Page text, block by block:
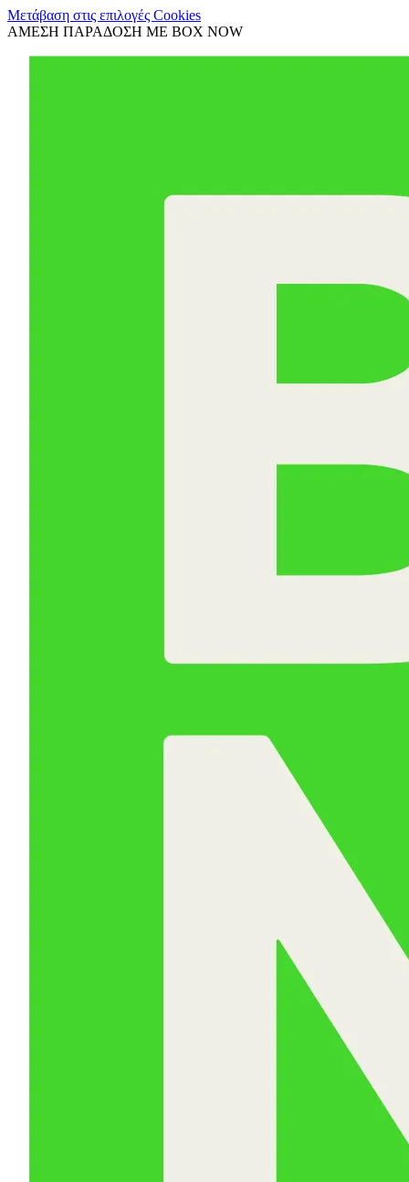
Μετάβαση στις επιλογές Cookies
ΑΜΕΣΗ ΠΑΡΑΔΟΣΗ ΜΕ BOX NOW